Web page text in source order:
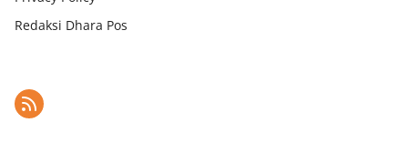
Redaksi Dhara Pos